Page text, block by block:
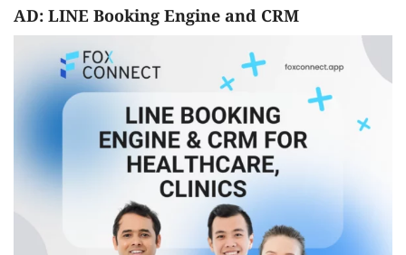
AD: LINE Booking Engine and CRM